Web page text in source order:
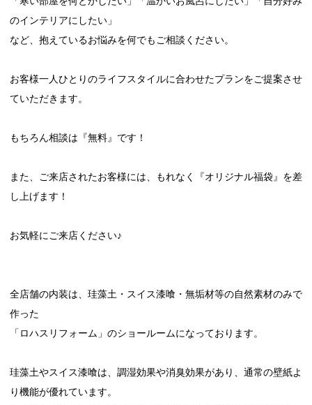
のインテリアにしたい」
など、抱えているお悩みを何でもご相談ください。
お客様一人ひとりのライフスタイルに合わせたプランをご提案させ
ていただきます。
もちろん相談は『無料』です！
また、ご来店されたお客様には、もれなく『オリジナル福袋』を差
し上げます！
お気軽にご来店ください♪
全店舗の内装は、珪藻土・スイス漆喰・無垢材等の自然素材のみで
作った
「ロハスリフォーム」のショールームになっております。
珪藻土やスイス漆喰は、調湿効果や消臭効果があり、通常の壁紙よ
り機能が優れています。